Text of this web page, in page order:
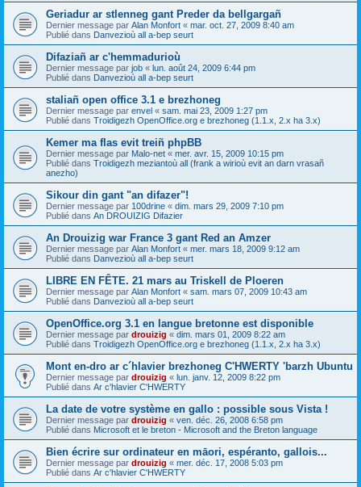
Geriadur ar stlenneg gant Preder da bellgargañ
Dernier message par Alan Monfort « mar. oct. 27, 2009 8:40 am
Publié dans Danvezioù all a-bep seurt
Difaziañ ar c'hemmadurioù
Dernier message par job « lun. août 24, 2009 6:44 pm
Publié dans Danvezioù all a-bep seurt
staliañ open office 3.1 e brezhoneg
Dernier message par envel « sam. mai 23, 2009 1:27 pm
Publié dans Troidigezh OpenOffice.org e brezhoneg (1.1.x, 2.x ha 3.x)
Kemer ma flas evit treiñ phpBB
Dernier message par Malo-net « mer. avr. 15, 2009 10:15 pm
Publié dans Troidigezh meziantoù all (frank a wirioù evit an darn vrasañ
anezho)
Sikour din gant "an difazer"!
Dernier message par 100drine « dim. mars 29, 2009 7:10 pm
Publié dans An DROUIZIG Difazier
An Drouizig war France 3 gant Red an Amzer
Dernier message par Alan Monfort « mer. mars 18, 2009 9:12 am
Publié dans Danvezioù all a-bep seurt
LIBRE EN FÊTE. 21 mars au Triskell de Ploeren
Dernier message par Alan Monfort « sam. mars 07, 2009 10:43 am
Publié dans Danvezioù all a-bep seurt
OpenOffice.org 3.1 en langue bretonne est disponible
Dernier message par drouizig « dim. mars 01, 2009 8:22 am
Publié dans Troidigezh OpenOffice.org e brezhoneg (1.1.x, 2.x ha 3.x)
Mont en-dro ar c´hlavier brezhoneg C'HWERTY 'barzh Ubuntu
Dernier message par drouizig « lun. janv. 12, 2009 8:22 pm
Publié dans Ar c'hlavier C'HWERTY
La date de votre système en gallo : possible sous Vista !
Dernier message par drouizig « ven. déc. 26, 2008 6:58 pm
Publié dans Microsoft et le breton - Microsoft and the Breton language
Bien écrire sur ordinateur en māori, espéranto, gallois...
Dernier message par drouizig « mer. déc. 17, 2008 5:03 pm
Publié dans Ar c'hlavier C'HWERTY